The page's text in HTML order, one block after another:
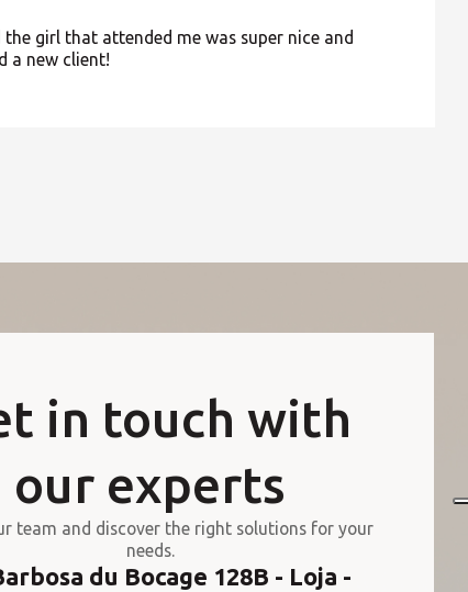
the girl that attended me was super nice and
a new client!
in touch with
our experts
team and discover the right solutions for your
needs.
du Bocage 128B - Loja -